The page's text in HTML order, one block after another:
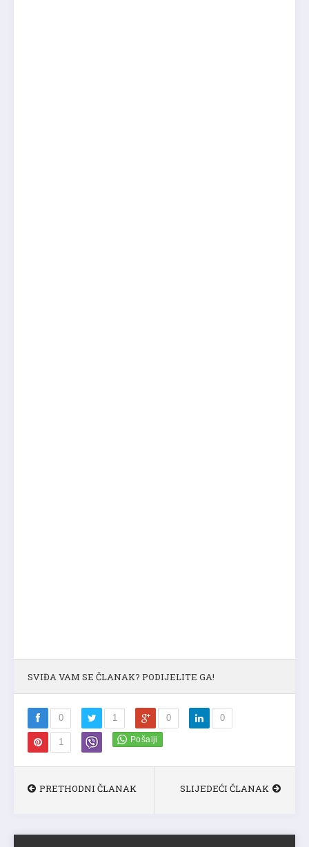
SVIĐA VAM SE ČLANAK? PODIJELITE GA!
0 1 0 0
1
PRETHODNI ČLANAK SLIJEDEĆI ČLANAK